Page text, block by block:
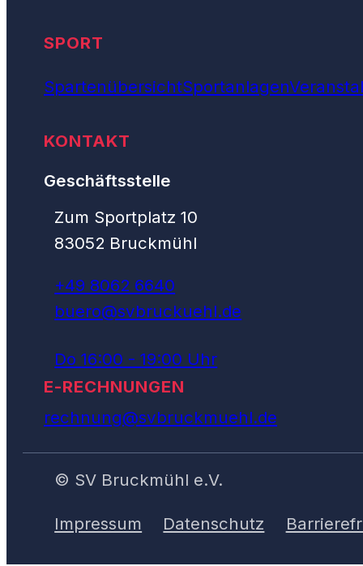
SPORT
SpartenübersichtSportanlagen
KONTAKT
Geschäftsstelle
Zum Sportplatz 10
83052 Bruckmühl
+49 8062 6640
buero@svbruckuehl.de
Do 16:00 - 19:00 Uhr
E-RECHNUNGEN
rechnung@svbruckmuehl.de
© SV Bruckmühl e.V.
Impressum Datenschutz